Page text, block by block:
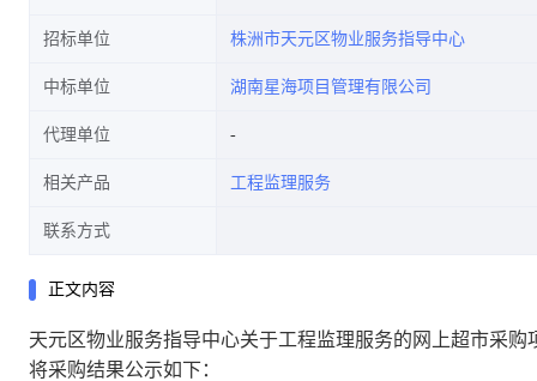
招标单位 株洲市天元区物业服务指导中心
中标单位 湖南星海项目管理有限公司
代理单位
相关产品 工程监理服务
联系方式
正文内容
天元区物业服务指导中心关于工程监理服务的网上超市采购
将采购结果公示如下：